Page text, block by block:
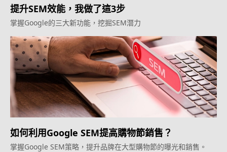
提升SEM效能，我做了這3步
掌握Google的三大新功能，挖掘SEM潛力
如何利用Google SEM提高購物節銷售？
掌握Google SEM策略，提升品牌在大型購物節的曝光和銷售。